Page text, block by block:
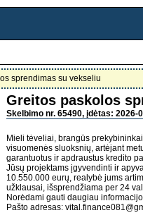
sprendimas su vekseliu
Greitos paskolos
Skelbimo nr. 65490, įdėtas: 2026-
Mieli tėveliai, brangūs
visuomenės sluoksnių, artėjant
garantuotus ir apdraustus kredito
Jūsų projektams įgyvendinti ir
10.550.000 eurų, realybė jums
užklausai, išsprendžiama per 24
Norėdami gauti daugiau
Pašto adresas: